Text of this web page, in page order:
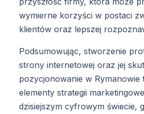
wymierne korzyści w postaci
klientów oraz lepszej
Podsumowując, stworzenie
strony internetowej oraz jej
pozycjonowanie w Rymanowie
elementy strategii
dzisiejszym cyfrowym świecie,